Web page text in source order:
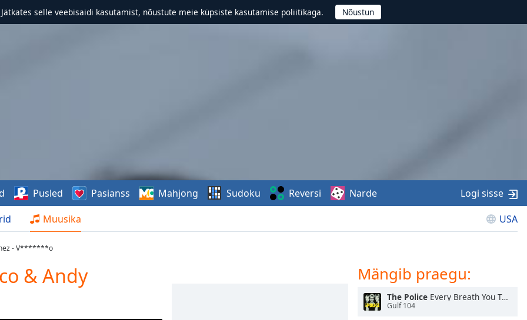
Jätkates selle veebisaidi kasutamist, nõustute meie küpsiste kasutamise poliitikaga.
Muusika USA
Pusled Pasianss Mahjong Sudoku Reversi Narde Logi sisse
- V*******o
& Andy
Mängib praegu:
The Police Every Breath You Take
Gulf 104